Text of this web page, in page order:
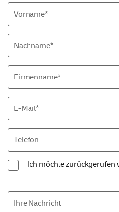
Vorname*
Nachname*
Firmenname*
E-Mail*
Telefon
Ich möchte zurückgerufen
Ihre Nachricht